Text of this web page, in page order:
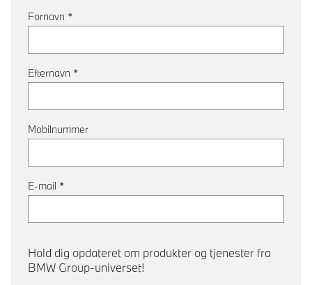
Fornavn *
Efternavn *
Mobilnummer
E-mail *
Hold dig opdateret om produkter og tjenester fra
BMW Group-universet!